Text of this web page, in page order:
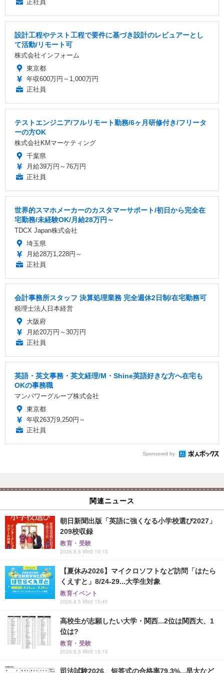
正社員
設計工程やテスト工程で要件に基づき設計のレビュアーとし
て活動/リモート可
株式会社インフォーム
東京都
年収600万円～1,000万円
正社員
テストエンジニア/フルリモート勤務/6ヶ月研修付き/フリータ
ーの方OK
株式会社KMマーケティング
千葉県
月給39万円～76万円
正社員
世界的スマホメーカーのカスタマーサポート/初日から完全在
宅勤務/未経験OK/月給28万円～
TDCX Japan株式会社
埼玉県
月給28万1,228円～
正社員
会計事務所スタッフ 決算処理業務 完全週休2日制/在宅勤務可
税理士法人日本経営
大阪府
月給20万円～30万円
正社員
英語・英文事務・英文経理/M・Shine英語好きな方へ在宅も
OKの事務職
マンパワーグループ株式会社
東京都
年収263万9,250円～
正社員
Sponsored by
関連ニュース
朝日新聞出版「英語に強くなる小学校選び2027」
209校収録
教育・受験
2026.8.5 Wed 19:15
【夏休み2026】マイクロソフトなど訪問「はたら
くえすと」8/24-29...大学生対象
教育イベント
2026.8.5 Wed 15:45
高校生が志願したい大学・関西...2位は関西大、1
位は?
教育・受験
2026.8.5 Wed 15:15
司法試験2026、短答式の合格率79.3%...早大など